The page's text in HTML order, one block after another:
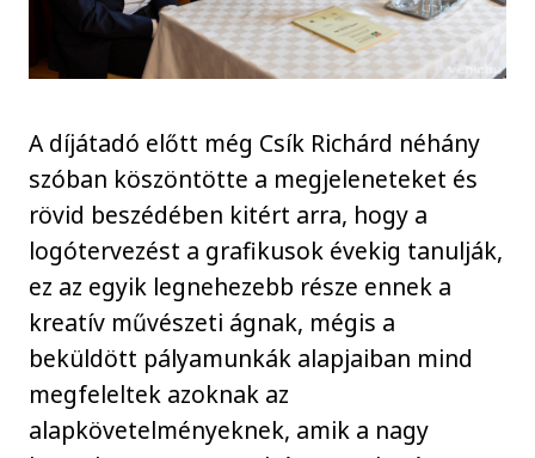
A díjátadó előtt még Csík Richárd néhány
szóban köszöntötte a megjeleneteket és
rövid beszédében kitért arra, hogy a
logótervezést a grafikusok évekig tanulják,
ez az egyik legnehezebb része ennek a
kreatív művészeti ágnak, mégis a
beküldött pályamunkák alapjaiban mind
megfeleltek azoknak az
alapkövetelményeknek, amik a nagy